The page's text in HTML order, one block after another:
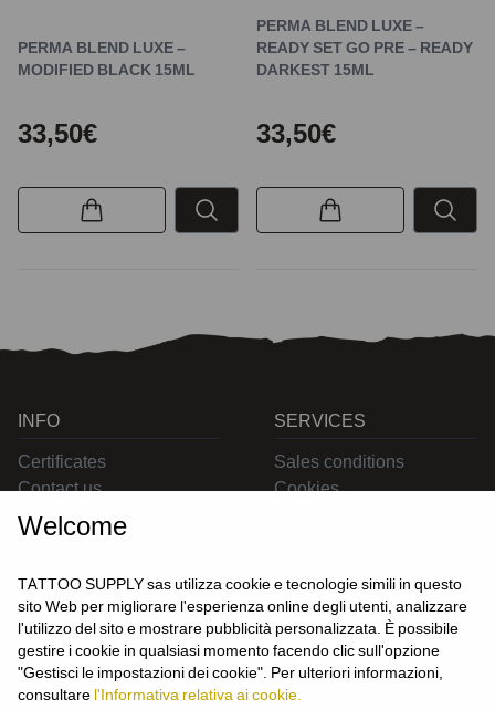
PERMA BLEND LUXE –
MODIFIED BLACK 15ML
33,50€
PERMA BLEND LUXE –
READY SET GO PRE – READY
DARKEST 15ML
33,50€
CONTACT US
INFO
Certificates
Contact us
SERVICES
Sales conditions
Cookies
USER
Login
Welcome
TATTOO SUPPLY sas utilizza cookie e tecnologie simili in questo
sito Web per migliorare l'esperienza online degli utenti, analizzare
l'utilizzo del sito e mostrare pubblicità personalizzata. È possibile
gestire i cookie in qualsiasi momento facendo clic sull'opzione
"Gestisci le impostazioni dei cookie". Per ulteriori informazioni,
consultare l'Informativa relativa ai cookie.